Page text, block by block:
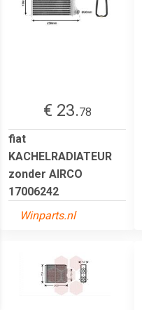
€ 23.78
fiat
KACHELRADIATEUR
zonder AIRCO
17006242
Winparts.nl